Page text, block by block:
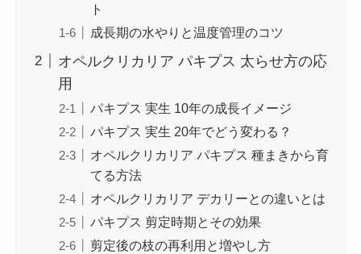
ト
成長期の水やりと温度管理のコツ
オペルクリカリア パキプス 太らせ方の応
用
パキプス 実生 10年の成長イメージ
パキプス 実生 20年でどう変わる？
オペルクリカリア パキプス 種まきから育
てる方法
オペルクリカリア デカリーとの違いとは
パキプス 剪定時期とその効果
剪定後の枝の再利用と増やし方